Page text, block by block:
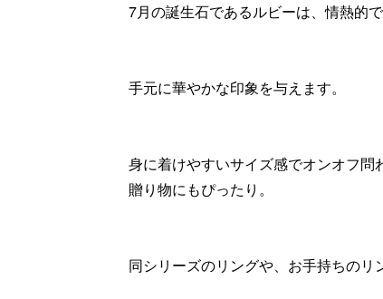
7月の誕生石であるルビーは、情熱的
手元に華やかな印象を与えます。
身に着けやすいサイズ感でオンオフ
贈り物にもぴったり。
同シリーズのリングや、お手持ちのリ